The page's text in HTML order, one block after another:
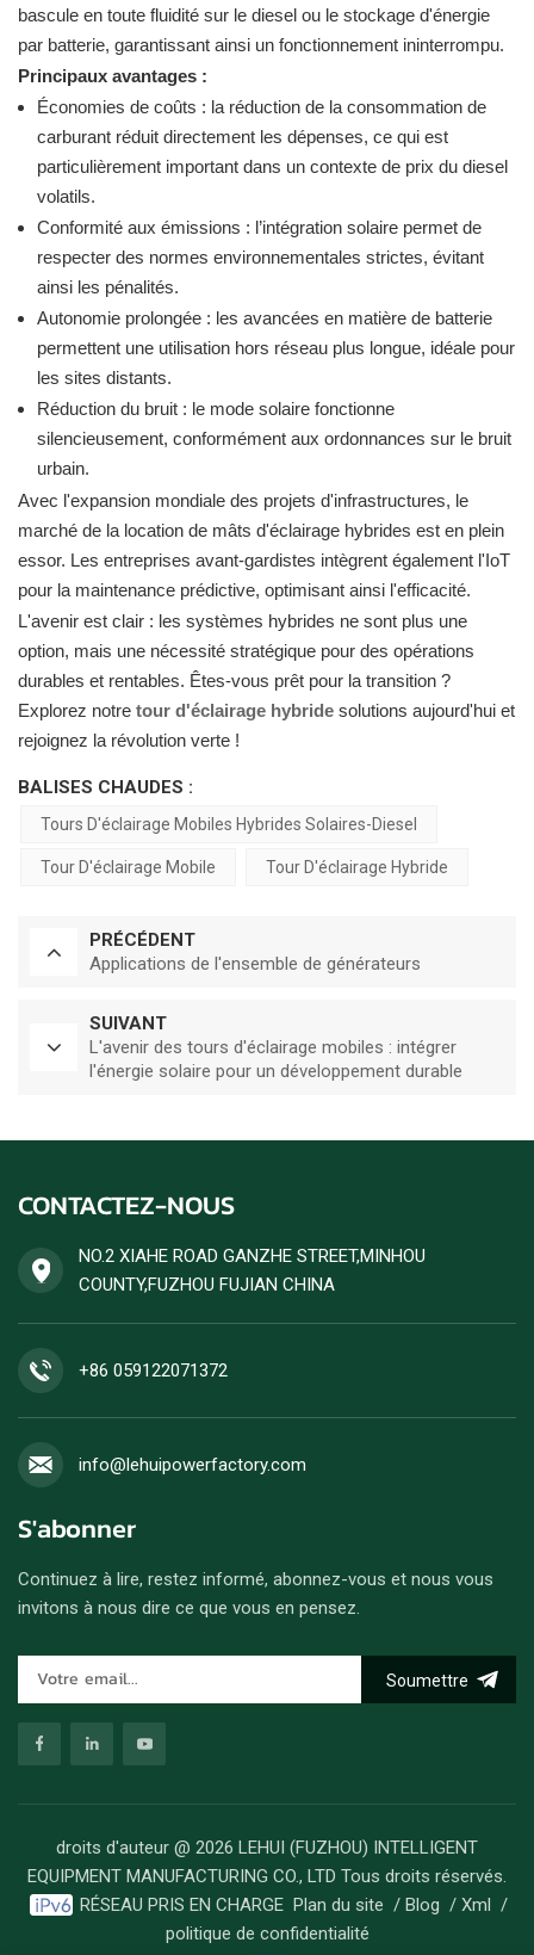
bascule en toute fluidité sur le diesel ou le stockage d'énergie
par batterie, garantissant ainsi un fonctionnement ininterrompu.
Principaux avantages :
Économies de coûts : la réduction de la consommation de
carburant réduit directement les dépenses, ce qui est
particulièrement important dans un contexte de prix du diesel
volatils.
Conformité aux émissions : l’intégration solaire permet de
respecter des normes environnementales strictes, évitant
ainsi les pénalités.
Autonomie prolongée : les avancées en matière de batterie
permettent une utilisation hors réseau plus longue, idéale pour
les sites distants.
Réduction du bruit : le mode solaire fonctionne
silencieusement, conformément aux ordonnances sur le bruit
urbain.
Avec l'expansion mondiale des projets d'infrastructures, le
marché de la location de mâts d'éclairage hybrides est en plein
essor. Les entreprises avant-gardistes intègrent également l'IoT
pour la maintenance prédictive, optimisant ainsi l'efficacité.
L'avenir est clair : les systèmes hybrides ne sont plus une
option, mais une nécessité stratégique pour des opérations
durables et rentables. Êtes-vous prêt pour la transition ?
Explorez notre tour d'éclairage hybride solutions aujourd'hui et
rejoignez la révolution verte !
BALISES CHAUDES :
Tours D'éclairage Mobiles Hybrides Solaires-Diesel
Tour D'éclairage Mobile Tour D'éclairage Hybride
PRÉCÉDENT
Applications de l'ensemble de générateurs
SUIVANT
L'avenir des tours d'éclairage mobiles : intégrer
l'énergie solaire pour un développement durable
CONTACTEZ-NOUS
NO.2 XIAHE ROAD GANZHE STREET,MINHOU
COUNTY,FUZHOU FUJIAN CHINA
+86 059122071372
info@lehuipowerfactory.com
S'abonner
Continuez à lire, restez informé, abonnez-vous et nous vous
invitons à nous dire ce que vous en pensez.
Soumettre
droits d'auteur @ 2026 LEHUI (FUZHOU) INTELLIGENT
EQUIPMENT MANUFACTURING CO., LTD Tous droits réservés.
RÉSEAU PRIS EN CHARGE Plan du site / Blog / Xml /
politique de confidentialité